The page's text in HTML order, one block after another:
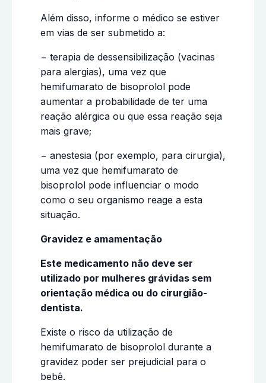
Além disso, informe o médico se estiver
em vias de ser submetido a:
− terapia de dessensibilização (vacinas
para alergias), uma vez que
hemifumarato de bisoprolol pode
aumentar a probabilidade de ter uma
reação alérgica ou que essa reação seja
mais grave;
− anestesia (por exemplo, para cirurgia),
uma vez que hemifumarato de
bisoprolol pode influenciar o modo
como o seu organismo reage a esta
situação.
Gravidez e amamentação
Este medicamento não deve ser
utilizado por mulheres grávidas sem
orientação médica ou do cirurgião-
dentista.
Existe o risco da utilização de
hemifumarato de bisoprolol durante a
gravidez poder ser prejudicial para o
bebê.